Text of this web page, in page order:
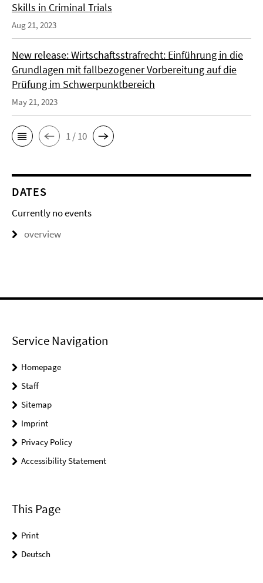
Skills in Criminal Trials
Aug 21, 2023
New release: Wirtschaftsstrafrecht: Einführung in die
Grundlagen mit fallbezogener Vorbereitung auf die
Prüfung im Schwerpunktbereich
May 21, 2023
1 / 10
DATES
Currently no events
overview
Service Navigation
Homepage
Staff
Sitemap
Imprint
Privacy Policy
Accessibility Statement
This Page
Print
Deutsch